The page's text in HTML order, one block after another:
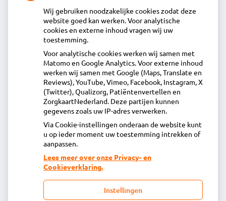
Acdapha Apotheek De Groene Wijzend
Plantage 29, 1695BA Blokker
0229-23 90 36
info@apotheekdegroenewijzend.nl
Inschrijven
Centrale administratie
Heeft u vragen of opmerkingen over uw
toegestuurde rekening van de apotheek?
declaratie@acdaphagroep.nl
Wij gebruiken noodzakelijke cookies zodat deze
website goed kan werken. Voor analytische
cookies en externe inhoud vragen wij uw
toestemming.
Voor analytische cookies werken wij samen met
Matomo en Google Analytics. Voor externe inhoud
werken wij samen met Google (Maps, Translate en
Reviews), YouTube, Vimeo, Facebook, Instagram, X
(Twitter), Qualizorg, Patiëntenvertellen en
ZorgkaartNederland. Deze partijen kunnen
gegevens zoals uw IP-adres verwerken.
Via Cookie-instellingen onderaan de website kunt
u op ieder moment uw toestemming intrekken of
aanpassen.
Lees meer over onze Privacy- en
Cookieverklaring.
Instellingen